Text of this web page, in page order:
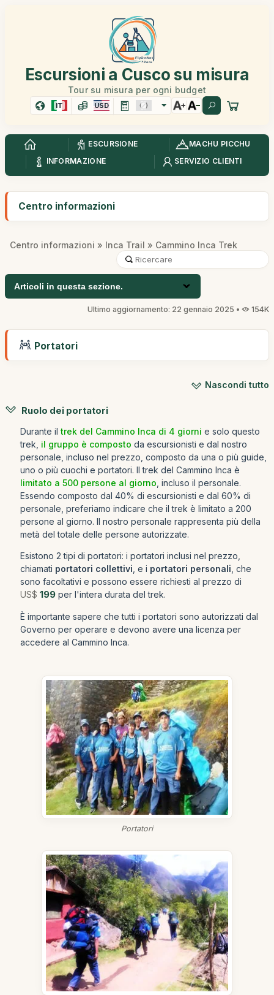
Escursioni a Cusco su misura
Tour su misura per ogni budget
IT USD
ESCURSIONE
MACHU PICCHU
INFORMAZIONE
SERVIZIO CLIENTI
Centro informazioni
Centro informazioni » Inca Trail » Cammino Inca Trek
Articoli in questa sezione.
Ultimo aggiornamento: 22 gennaio 2025 • 154K
Portatori
Nascondi tutto
Ruolo dei portatori
Durante iltrek del Cammino Inca di 4 giorni e solo questo
trek, il gruppo è composto da escursionisti e dal nostro
personale, incluso nel prezzo, composto da una o più guide,
uno o più cuochi e portatori. Il trek del Cammino Inca è
limitato a 500 persone al giorno , incluso il personale.
Essendo composto dal 40% di escursionisti e dal 60% di
personale, preferiamo indicare che il trek è limitato a 200
persone al giorno. Il nostro personale rappresenta più della
metà del totale delle persone autorizzate.
Esistono 2 tipi di portatori: i portatori inclusi nel prezzo,
chiamati portatori collettivi , e i portatori personali , che
sono facoltativi e possono essere richiesti al prezzo di
US$ 199 per l'intera durata del trek.
È importante sapere che tutti i portatori sono autorizzati dal
Governo per operare e devono avere una licenza per
accedere al Cammino Inca.
Portatori